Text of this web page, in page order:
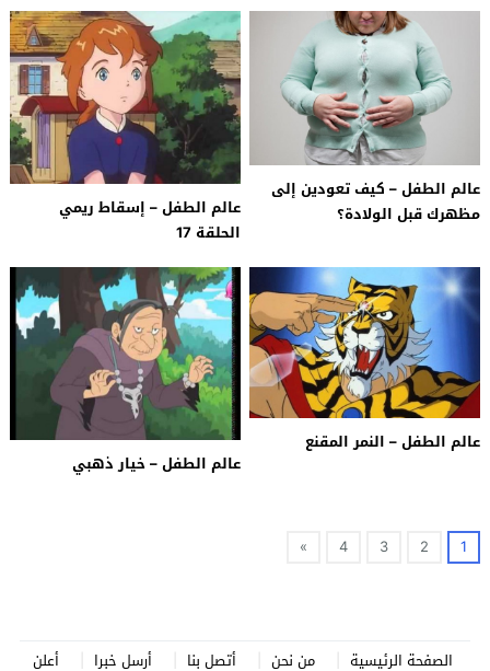
عالم الطفل – كيف تعودين إلى
مظهرك قبل الولادة؟
عالم الطفل – إسقاط ريمي
الحلقة 17
عالم الطفل – النمر المقنع
عالم الطفل – خيار ذهبي
1
2
3
4
»
الصفحة الرئيسية من نحن أتصل بنا أرسل خبرا أعلن